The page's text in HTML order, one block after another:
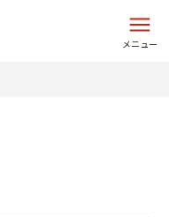
メニュー